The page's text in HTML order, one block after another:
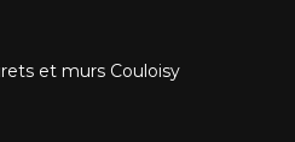
et murs Couloisy